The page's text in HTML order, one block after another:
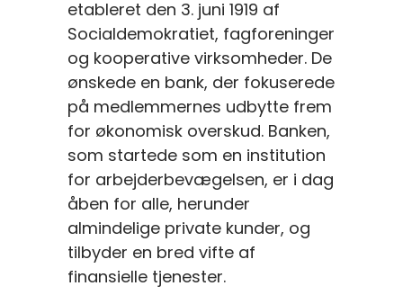
etableret den 3. juni 1919 af
Socialdemokratiet, fagforeninger
og kooperative virksomheder. De
ønskede en bank, der fokuserede
på medlemmernes udbytte frem
for økonomisk overskud. Banken,
som startede som en institution
for arbejderbevægelsen, er i dag
åben for alle, herunder
almindelige private kunder, og
tilbyder en bred vifte af
finansielle tjenester.